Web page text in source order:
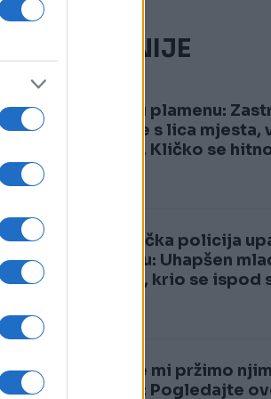
NAJČITANIJE
1
Kijev u plamenu:
snimke s lica
žrtava, Kličko se
2
Njemačka policija
svadbu: Uhapšen
Marko, krio se ispod
Dok se mi pržimo
snijeg: Pogledajte